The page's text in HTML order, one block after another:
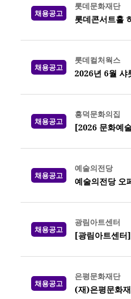
채용공고
롯데문화재단
롯데콘서트홀
채용공고
롯데컬처웍스
2026년 6월 샤
채용공고
흥덕문화의집
[2026 문화예
채용공고
예술의전당
예술의전당 오
채용공고
광림아트센터
[광림아트센터
채용공고
은평문화재단
(재)은평문화